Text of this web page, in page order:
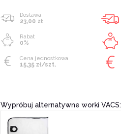
Dostawa
23,00 zł
Rabat
0%
Cena jednostkowa
15,35 zł/szt.
Wypróbuj alternatywne worki VACS: